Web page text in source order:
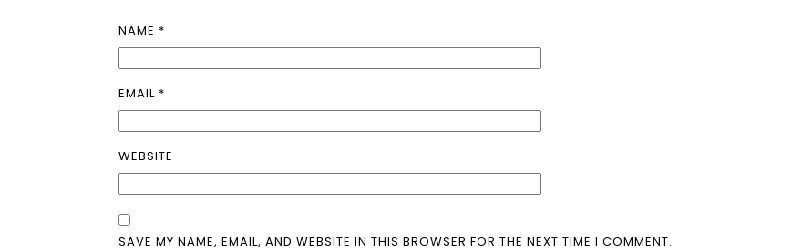
NAME *
EMAIL *
WEBSITE
SAVE MY NAME, EMAIL, AND WEBSITE IN THIS BROWSER FOR THE NEXT TIME I COMMENT.